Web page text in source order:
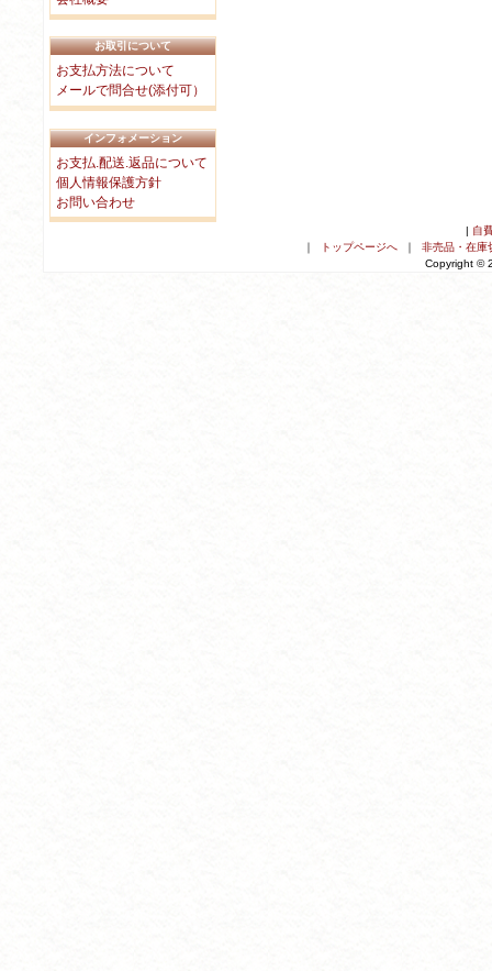
お取引について
お支払方法について
メールで問合せ(添付可）
インフォメーション
お支払.配送.返品について
個人情報保護方針
お問い合わせ
自
トップページへ｜ 非売品・在庫
Copyright ©